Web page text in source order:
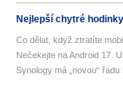
Nejlepší chytré hodinky
Co dělat, když ztratíte
Nečekejte na Android 17.
Synology má „novou“